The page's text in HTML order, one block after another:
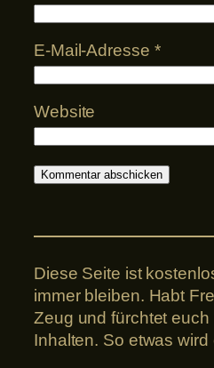
E-Mail-Adresse *
Website
Diese Seite ist
immer bleiben. Habt
Zeug und fürchtet
Inhalten. So etwas